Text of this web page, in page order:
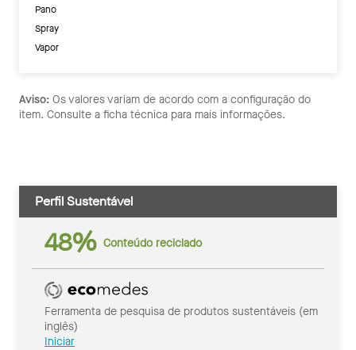
Pano
Spray
Vapor
Aviso: Os valores variam de acordo com a configuração do
item. Consulte a ficha técnica para mais informações.
Perfil Sustentável
48% Conteúdo reciclado
Ferramenta de pesquisa de produtos sustentáveis (em
inglês)
Iniciar